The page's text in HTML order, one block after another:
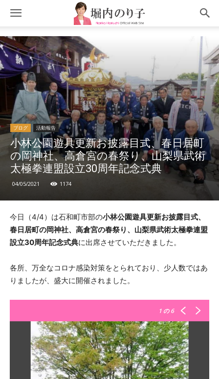
ブログ 活動報告
小林公園遊具更新お披露目式、春日居町
の岡神社、高倉宮の春祭り、山梨県武術
太極拳連盟設立30周年記念式典
04/05/2021 1174
今日（4/4）は石和町市部の小林公園遊具更新お披露目式、
春日居町の岡神社、高倉宮の春祭り、山梨県武術太極拳連盟
設立30周年記念式典に出席させていただきました。
各所、万全なコロナ感染対策をとられており、少人数ではあ
りましたが、盛大に開催されました。
1 の 6